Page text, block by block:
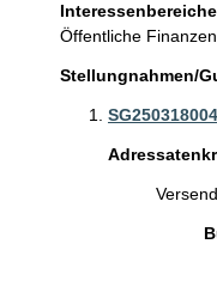
Öffentliche
Stellungnahmen/